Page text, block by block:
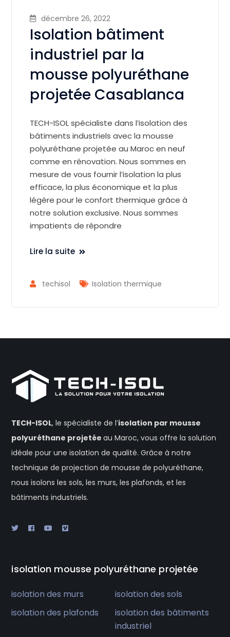
décembre 26, 2022
Isolation bâtiment
industriel par la
mousse polyuréthane
projetée Casablanca
TECH-ISOL spécialiste dans l’isolation des
bâtiments industriels avec la mousse
polyuréthane projetée au Maroc en neuf
comme en rénovation. Nous sommes en
mesure de vous fournir l’isolation la plus
efficace, la plus économique et la plus
légère pour le confort thermique grâce à
notre solution exclusive. Nous sommes
impatients de répondre
Lire la suite
techisol Isolation thermique
TECH-ISOL, le spécialiste de l’isolation par mousse
polyuréthane projetéeau Maroc, vous offre la solution
idéale pour une isolation de qualité. Grâce à notre
technique de projection de mousse de polyuréthane,
nous isolons les sols, les murs, les plafonds, et les
bâtiments industriels.
isolation mousse polyuréthane projetée
isolation des murs
isolation des sols
isolation des plafonds
isolation des bâtiments
industriel